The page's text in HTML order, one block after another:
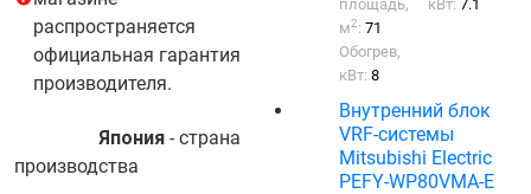
распространяется
официальная гарантия
производителя.
Япония - cтрана
производства
площадь,
м2:71
кВт:7.1
Обогрев,
кВт:8
Внутренний блок
VRF-системы
Mitsubishi Electric
PEFY-WP80VMA-E